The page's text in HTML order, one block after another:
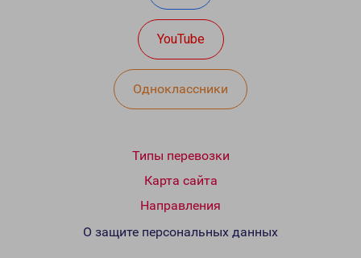
YouTube
Одноклассники
Типы перевозки
Карта сайта
Направления
О защите персональных данных